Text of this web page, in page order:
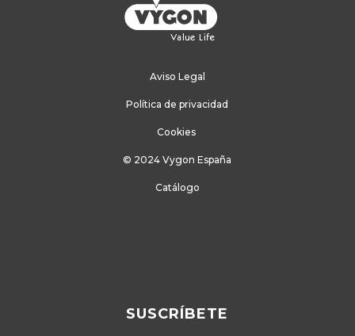
Aviso Legal
Política de privacidad
Cookies
© 2024 Vygon España
Catálogo
SUSCRÍBETE